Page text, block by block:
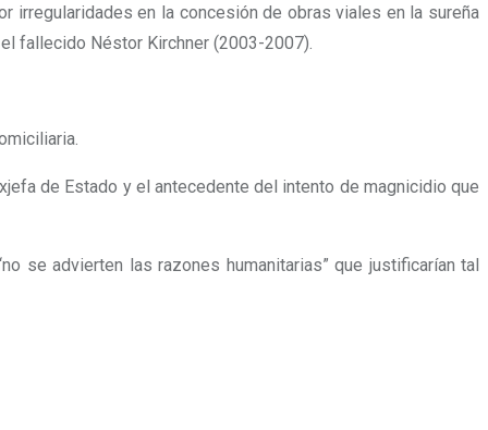
irregularidades en la concesión de obras viales en la sureña
fallecido Néstor Kirchner (2003-2007).
de Estado y el antecedente del intento de magnicidio que
se advierten las razones humanitarias” que justificarían tal